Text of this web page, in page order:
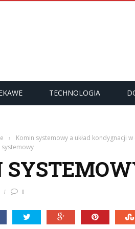
TECHNOLOGIA
›
Komin systemowy a układ kondygnacji
0